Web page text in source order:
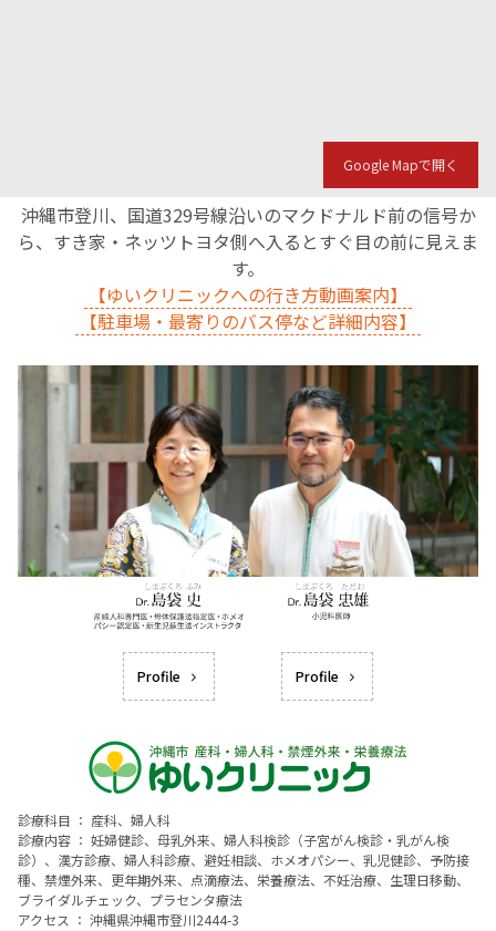
Google Mapで開く
沖縄市登川、国道329号線沿いのマクドナルド前の信号か
ら、すき家・ネッツトヨタ側へ入るとすぐ目の前に見えま
す。
【ゆいクリニックへの行き方動画案内】
【駐車場・最寄りのバス停など詳細内容】
Profile Profile
診療科目 ： 産科、婦人科
診療内容 ： 妊婦健診、母乳外来、婦人科検診（子宮がん検診・乳がん検
診）、漢方診療、婦人科診療、避妊相談、ホメオパシー、乳児健診、予防接
種、禁煙外来、更年期外来、点滴療法、栄養療法、不妊治療、生理日移動、
ブライダルチェック、プラセンタ療法
アクセス ： 沖縄県沖縄市登川2444-3